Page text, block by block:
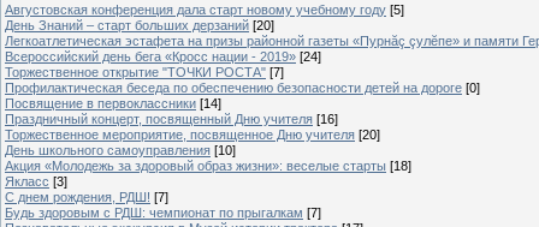
Августовская конференция дала старт новому учебному году [5]
День Знаний – старт больших дерзаний [20]
Легкоатлетическая эстафета на призы районной газеты «Пурнăç çулĕпе» и памяти
Всероссийский день бега «Кросс нации - 2019» [24]
Торжественное открытие "ТОЧКИ РОСТА" [7]
Профилактическая беседа по обеспечению безопасности детей на дороге [0]
Посвящение в первоклассники [14]
Праздничный концерт, посвященный Дню учителя [16]
Торжественное мероприятие, посвященное Дню учителя [20]
День школьного самоуправления [10]
Акция «Молодежь за здоровый образ жизни»: веселые старты [18]
Якласс [3]
С днем рождения, РДШ! [7]
Будь здоровым с РДШ: чемпионат по прыгалкам [7]